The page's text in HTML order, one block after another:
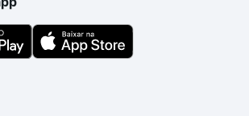
você até as chaves.